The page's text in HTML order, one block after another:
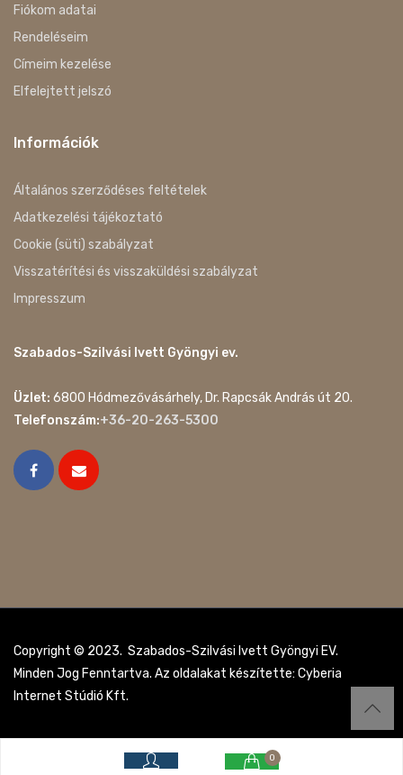
Fiókom adatai
Rendeléseim
Címeim kezelése
Elfelejtett jelszó
Információk
Általános szerződéses feltételek
Adatkezelési tájékoztató
Cookie (süti) szabályzat
Visszatérítési és visszaküldési szabályzat
Impresszum
Szabados-Szilvási Ivett Gyöngyi ev.
Üzlet: 6800 Hódmezővásárhely, Dr. Rapcsák András út 20.
Telefonszám:+36-20-263-5300
Copyright © 2023. Szabados-Szilvási Ivett Gyöngyi EV.
Minden Jog Fenntartva. Az oldalakat készítette: Cyberia
Internet Stúdió Kft.
0